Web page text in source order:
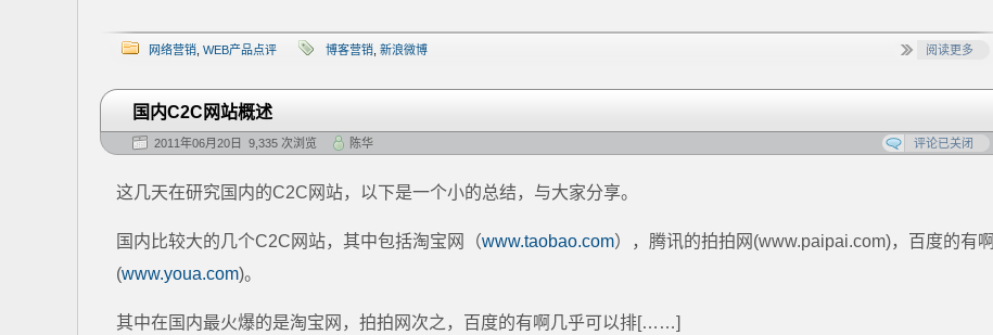
网络营销 WEB产品点评 博客营销 新浪微博 阅读更多
国内C2C网站概述
2011年06月20日 9,335 次浏览 陈华 评论已关闭
这几天在研究国内的C2C网站，以下是一个小的总结，与大家分享。
国内比较大的几个C2C网站，其中包括淘宝网（www.taobao.com），腾讯的拍拍网(www.paipai.com)，百度的有啊
(www.youa.com)。
其中在国内最火爆的是淘宝网，拍拍网次之，百度的有啊几乎可以排[……]